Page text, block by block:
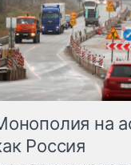
на
Россия